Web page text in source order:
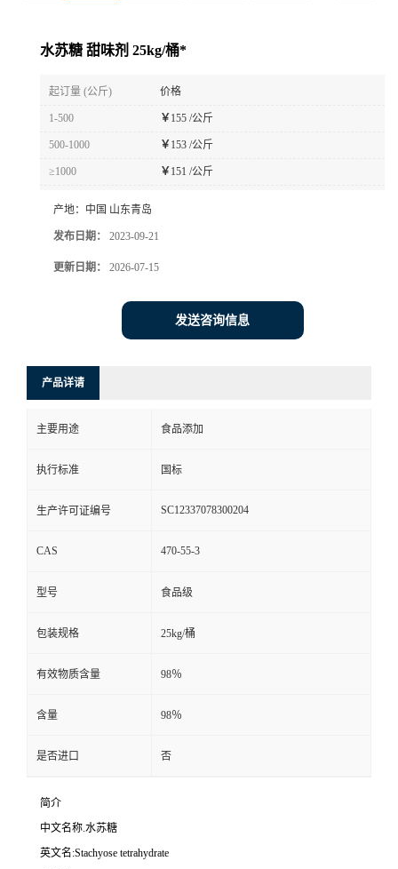
水苏糖 甜味剂 25kg/桶*
起订量 (公斤) 价格
1-500 ￥ 155 /公斤
500-1000 ￥ 153 /公斤
≥1000 ￥ 151 /公斤
产地： 中国 山东青岛
发布日期： 2023-09-21
更新日期： 2026-07-15
发送咨询信息
产品详请
主要用途 食品添加
执行标准 国标
生产许可证编号 SC12337078300204
CAS 470-55-3
型号 食品级
包装规格 25kg/桶
有效物质含量 98％
含量 98％
是否进口 否
简介
中文名称.水苏糖
英文名:Stachyose tetrahydrate